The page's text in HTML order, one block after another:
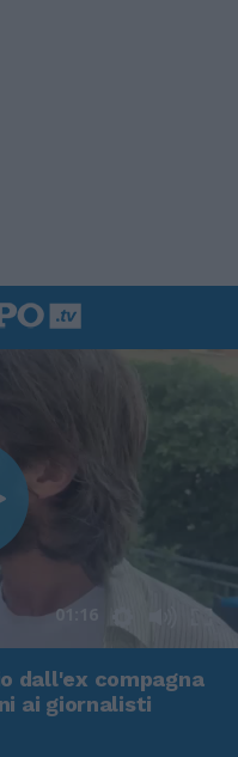
01:16
dall'ex compagna
ai giornalisti